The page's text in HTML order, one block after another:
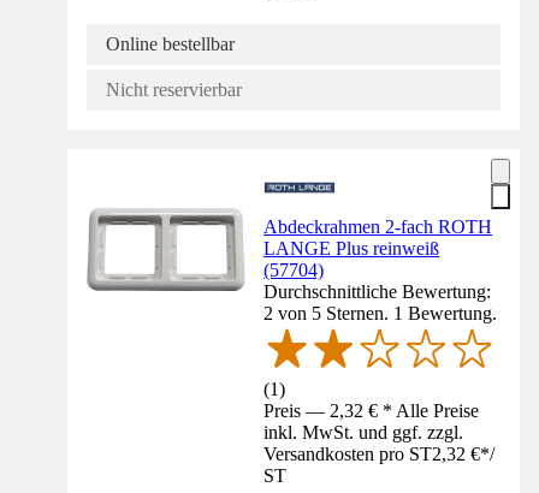
Online bestellbar
Nicht reservierbar
Abdeckrahmen 2-fach ROTH
LANGE Plus reinweiß
(57704)
Durchschnittliche Bewertung:
2 von 5 Sternen. 1 Bewertung.
(1)
Preis — 2,32 € * Alle Preise
inkl. MwSt. und ggf. zzgl.
Versandkosten pro ST2,32 €*/
ST